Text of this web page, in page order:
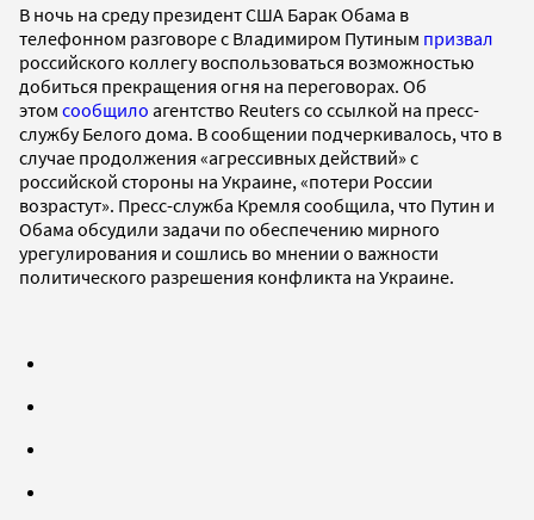
В ночь на среду президент США Барак Обама в
телефонном разговоре с Владимиром Путиным призвал
российского коллегу воспользоваться возможностью
добиться прекращения огня на переговорах. Об
этом сообщило агентство Reuters со ссылкой на пресс-
службу Белого дома. В сообщении подчеркивалось, что в
случае продолжения «агрессивных действий» с
российской стороны на Украине, «потери России
возрастут». Пресс-служба Кремля сообщила, что Путин и
Обама обсудили задачи по обеспечению мирного
урегулирования и сошлись во мнении о важности
политического разрешения конфликта на Украине.